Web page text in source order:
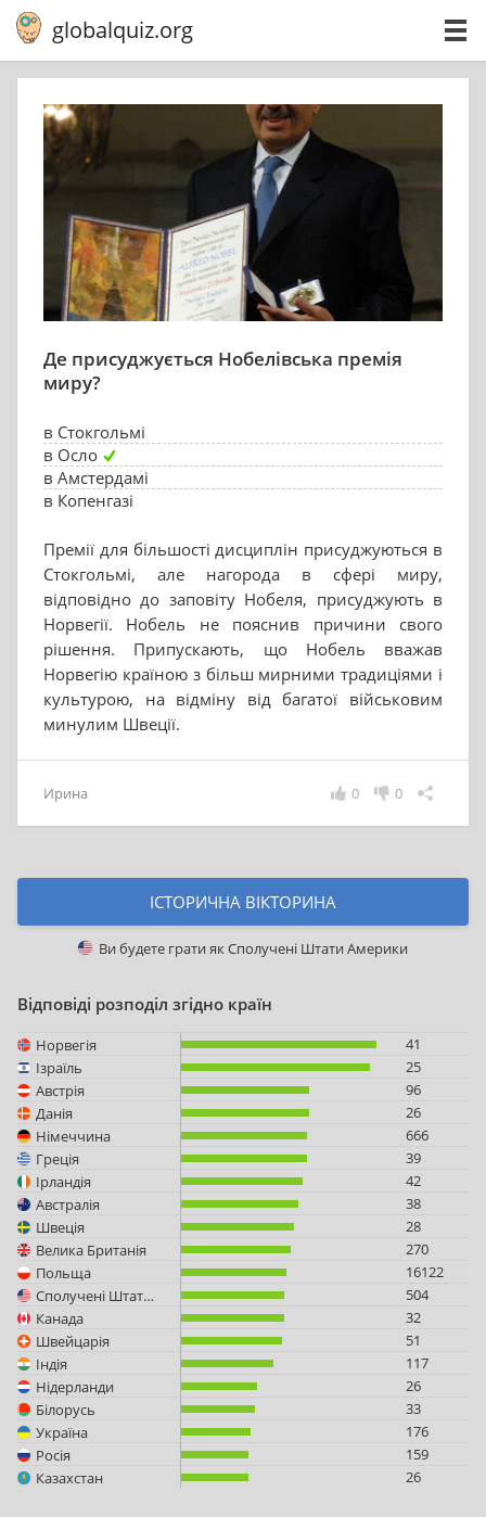
globalquiz.org
Де присуджується Нобелівська премія
миру?
в Стокгольмі
в Осло
в Амстердамі
в Копенгазі
Премії для більшості дисциплін присуджуються в
Стокгольмі, але нагорода в сфері миру,
відповідно до заповіту Нобеля, присуджують в
Норвегії. Нобель не пояснив причини свого
рішення. Припускають, що Нобель вважав
Норвегію країною з більш мирними традиціями і
культурою, на відміну від багатої військовим
минулим Швеції.
Ирина 0
0
ІСТОРИЧНА ВІКТОРИНА
Ви будете грати якСполучені Штати Америки
Відповіді розподіл згідно країн
Норвегія
41
Ізраїль
25
Австрія
96
Данія
26
Німеччина
666
Греція
39
Ірландія
42
Австралія
38
Швеція
28
Велика Британія
270
Польща
16122
Сполучені Штати Америки
504
Канада
32
Швейцарія
51
Індія
117
Нідерланди
26
Білорусь
33
Україна
176
Росія
159
Казахстан
26